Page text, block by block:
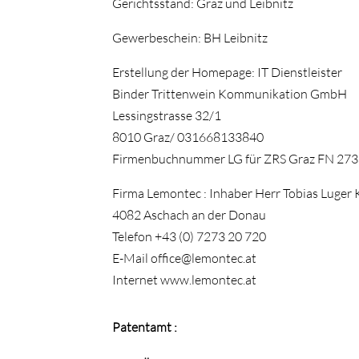
Gewerbeschein: BH Leibnitz
Erstellung der Homepage: IT Dienstleister
Binder Trittenwein Kommunikation GmbH
Lessingstrasse 32/1
8010 Graz/ 031668133840
Firmenbuchnummer LG für ZRS Graz FN
Firma Lemontec : Inhaber Herr Tobias Luger
4082 Aschach an der Donau
Telefon +43 (0) 7273 20 720
E-Mail office@lemontec.at
Internet www.lemontec.at
Patentamt :